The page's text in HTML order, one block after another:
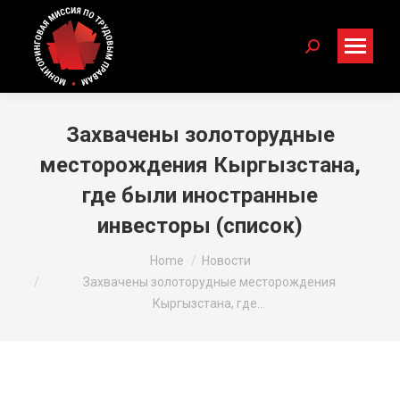
Search:
Захвачены золоторудные
месторождения Кыргызстана,
где были иностранные
инвесторы (список)
Home
Новости
Захвачены золоторудные месторождения
Кыргызстана, где…